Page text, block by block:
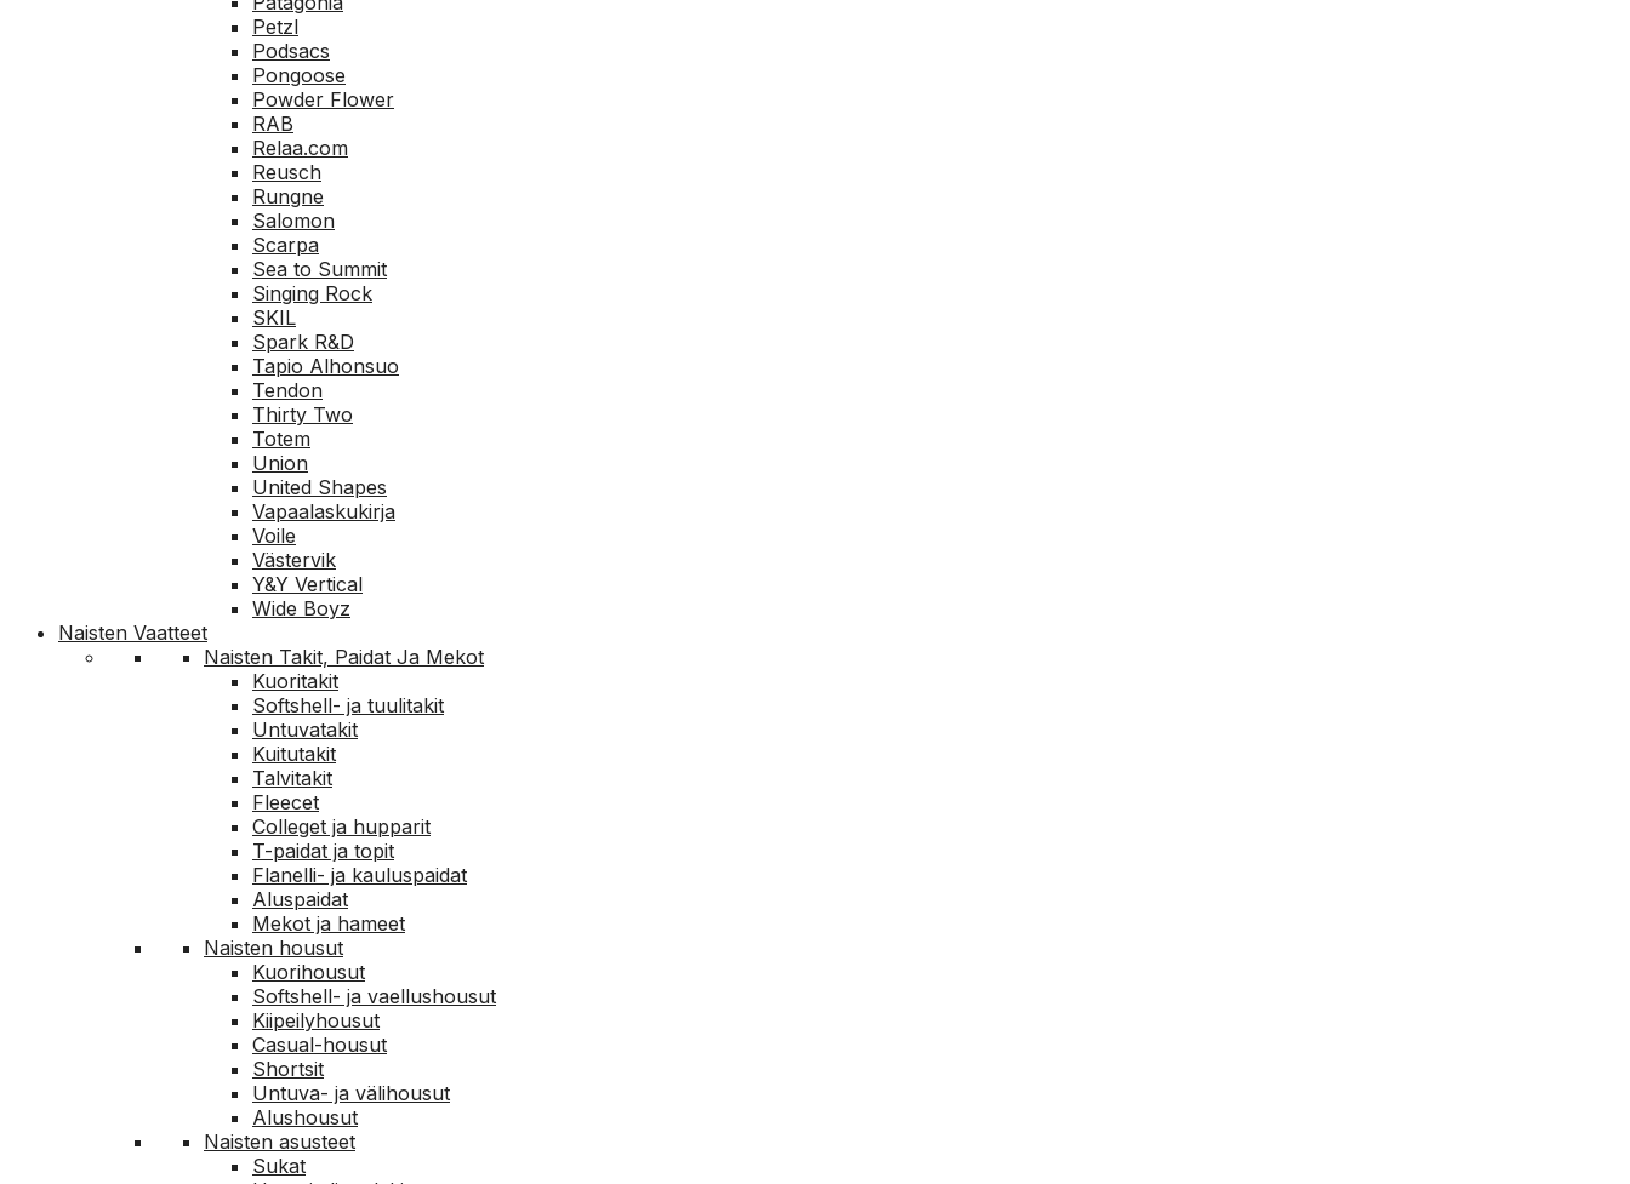
Petzl
Podsacs
Pongoose
Powder Flower
RAB
Relaa.com
Reusch
Rungne
Salomon
Scarpa
Sea to Summit
Singing Rock
SKIL
Spark R&D
Tapio Alhonsuo
Tendon
Thirty Two
Totem
Union
United Shapes
Vapaalaskukirja
Voile
Västervik
Y&Y Vertical
Wide Boyz
Naisten Vaatteet
Naisten Takit, Paidat Ja Mekot
Kuoritakit
Softshell- ja tuulitakit
Untuvatakit
Kuitutakit
Talvitakit
Fleecet
Colleget ja hupparit
T-paidat ja topit
Flanelli- ja kauluspaidat
Aluspaidat
Mekot ja hameet
Naisten housut
Kuorihousut
Softshell- ja vaellushousut
Kiipeilyhousut
Casual-housut
Shortsit
Untuva- ja välihousut
Alushousut
Naisten asusteet
Sukat